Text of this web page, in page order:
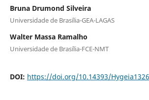
Bruna Drumond Silveira
Universidade de Brasília-GEA-LAGAS
Walter Massa Ramalho
Universidade de Brasília-FCE-NMT
DOI: https://doi.org/10.14393/